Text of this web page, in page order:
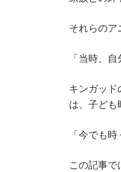
それらのア
「当時、
キンガッド
は、子ども
「今でも
この記事で